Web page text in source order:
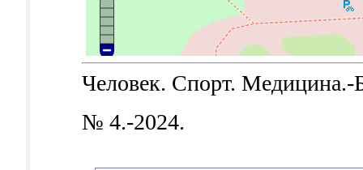
Человек. Спорт.
№ 4.-2024.